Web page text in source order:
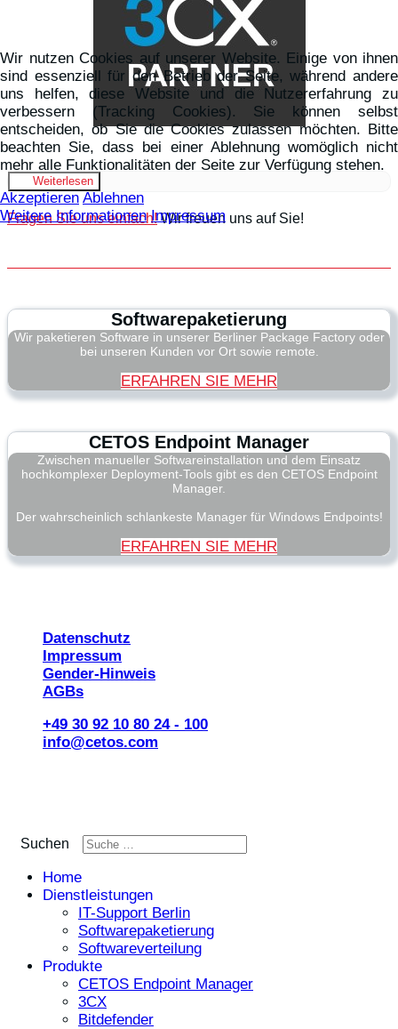
Weiterlesen
Fragen Sie uns einfach!Wir freuen uns auf Sie!
Softwarepaketierung
Wir paketieren Software in unserer Berliner Package Factory oder
bei unseren Kunden vor Ort sowie remote.
ERFAHREN SIE MEHR
CETOS Endpoint Manager
Zwischen manueller Softwareinstallation und dem Einsatz
hochkomplexer Deployment-Tools gibt es den CETOS Endpoint
Manager.
Der wahrscheinlich schlankeste Manager für Windows Endpoints!
ERFAHREN SIE MEHR
Datenschutz
Impressum
Gender-Hinweis
AGBs
+49 30 92 10 80 24 - 100
info@cetos.com
Suchen
Home
Dienstleistungen
IT-Support Berlin
Softwarepaketierung
Softwareverteilung
Produkte
CETOS Endpoint Manager
3CX
Bitdefender
Wir nutzen Cookies auf unserer Website. Einige von ihnen
sind essenziell für den Betrieb der Seite, während andere
uns helfen, diese Website und die Nutzererfahrung zu
verbessern (Tracking Cookies). Sie können selbst
entscheiden, ob Sie die Cookies zulassen möchten. Bitte
beachten Sie, dass bei einer Ablehnung womöglich nicht
mehr alle Funktionalitäten der Seite zur Verfügung stehen.
Akzeptieren Ablehnen
Weitere Informationen Impressum